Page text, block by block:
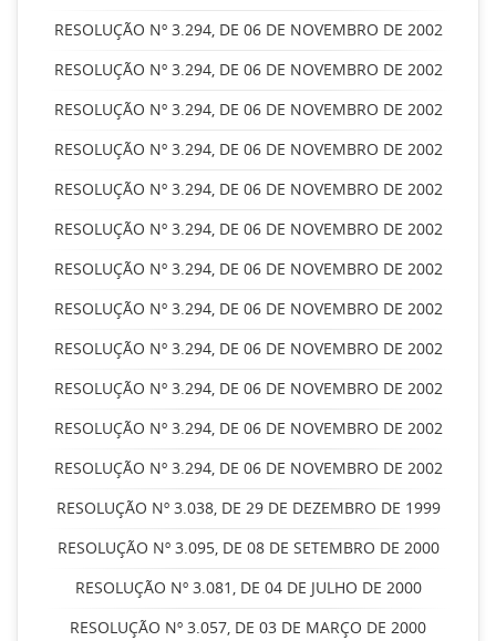
RESOLUÇÃO Nº 3.294, DE 06 DE NOVEMBRO DE 2002
RESOLUÇÃO Nº 3.294, DE 06 DE NOVEMBRO DE 2002
RESOLUÇÃO Nº 3.294, DE 06 DE NOVEMBRO DE 2002
RESOLUÇÃO Nº 3.294, DE 06 DE NOVEMBRO DE 2002
RESOLUÇÃO Nº 3.294, DE 06 DE NOVEMBRO DE 2002
RESOLUÇÃO Nº 3.294, DE 06 DE NOVEMBRO DE 2002
RESOLUÇÃO Nº 3.294, DE 06 DE NOVEMBRO DE 2002
RESOLUÇÃO Nº 3.294, DE 06 DE NOVEMBRO DE 2002
RESOLUÇÃO Nº 3.294, DE 06 DE NOVEMBRO DE 2002
RESOLUÇÃO Nº 3.294, DE 06 DE NOVEMBRO DE 2002
RESOLUÇÃO Nº 3.294, DE 06 DE NOVEMBRO DE 2002
RESOLUÇÃO Nº 3.294, DE 06 DE NOVEMBRO DE 2002
RESOLUÇÃO Nº 3.038, DE 29 DE DEZEMBRO DE 1999
RESOLUÇÃO Nº 3.095, DE 08 DE SETEMBRO DE 2000
RESOLUÇÃO Nº 3.081, DE 04 DE JULHO DE 2000
RESOLUÇÃO Nº 3.057, DE 03 DE MARÇO DE 2000